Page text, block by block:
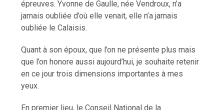
épreuves. Yvonne de Gaulle, née Vendroux, n’a
jamais oubliée d’où elle venait, elle n’a jamais
oubliée le Calaisis.
Quant à son époux, que l’on ne présente plus mais
que l’on honore aussi aujourd’hui, je souhaite retenir
en ce jour trois dimensions importantes à mes
yeux.
En premier lieu, le Conseil National de la